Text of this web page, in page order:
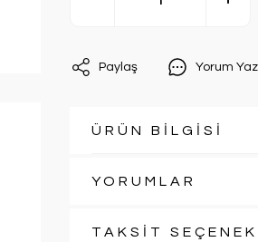
Paylaş Yorum Yaz
ÜRÜN BİLGİSİ
YORUMLAR
TAKSİT